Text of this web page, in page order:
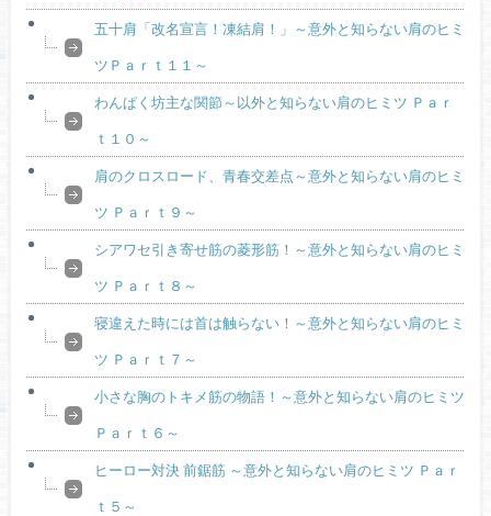
五十肩「改名宣言！凍結肩！」～意外と知らない肩のヒミ
ツＰａｒｔ１１～
わんぱく坊主な関節～以外と知らない肩のヒミツ Ｐａｒ
ｔ１０～
肩のクロスロード、青春交差点～意外と知らない肩のヒミ
ツ Ｐａｒｔ９～
シアワセ引き寄せ筋の菱形筋！～意外と知らない肩のヒミ
ツ Ｐａｒｔ８～
寝違えた時には首は触らない！～意外と知らない肩のヒミ
ツ Ｐａｒｔ７～
小さな胸のトキメ筋の物語！～意外と知らない肩のヒミツ
Ｐａｒｔ６～
ヒーロー対決 前鋸筋 ～意外と知らない肩のヒミツ Ｐａｒ
ｔ５～